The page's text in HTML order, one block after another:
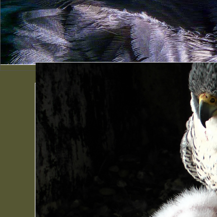
Männchen mit 4
12 Jahre Jungenaufzucht zerren an den